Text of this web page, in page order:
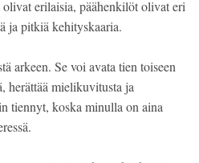
erilaisia, päähenkilöt olivat eri
ja pitkiä kehityskaaria.
arkeen. Se voi avata tien toiseen
herättää mielikuvitusta ja
tiennyt, koska minulla on aina